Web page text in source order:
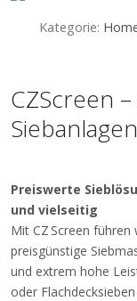
Kategorie:
CZScreen
Preiswerte
und vielseitig
Mit CZ Screen
preisgünstige
und extrem hohe
oder